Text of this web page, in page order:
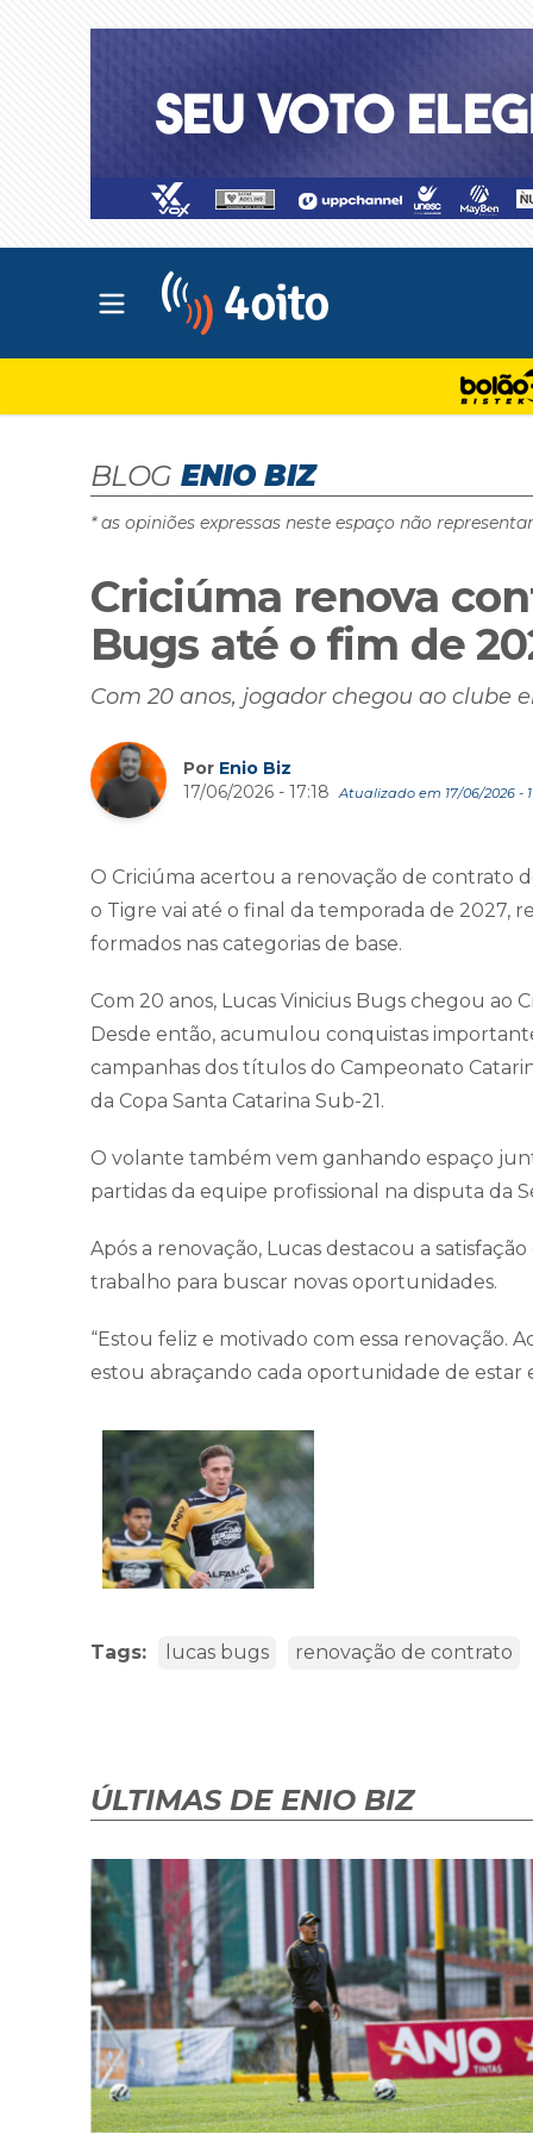
Abrir menu principal
BLOG ENIO BIZ
* as opiniões expressas neste espaço não
Criciúma renova
Bugs até o fim de
Com 20 anos, jogador chegou ao clube
Por Enio Biz
17/06/2026 - 17:18
Atualizado em 17/06/2026 -
O Criciúma acertou a renovação de contrato
o Tigre vai até o final da temporada de 2027,
formados nas categorias de base.
Com 20 anos, Lucas Vinicius Bugs chegou ao
Desde então, acumulou conquistas
campanhas dos títulos do Campeonato
da Copa Santa Catarina Sub-21.
O volante também vem ganhando espaço
partidas da equipe profissional na disputa da
Após a renovação, Lucas destacou a
trabalho para buscar novas oportunidades.
“Estou feliz e motivado com essa renovação.
estou abraçando cada oportunidade de estar
Tags: lucas bugs renovação de contrato
ÚLTIMAS DE ENIO BIZ